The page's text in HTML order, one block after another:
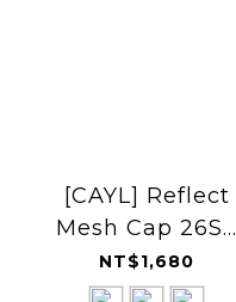
[CAYL] Reflect
Mesh Cap 26SS
反光網眼機能帽
NT$1,680